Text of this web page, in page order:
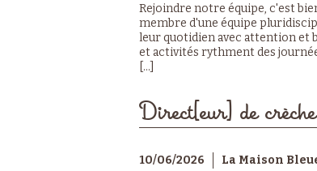
Rejoindre notre équipe, c'est
membre d'une équipe
leur quotidien avec attention et
et activités rythment des
[...]
Direct[eur] de
10/06/2026 La Maison